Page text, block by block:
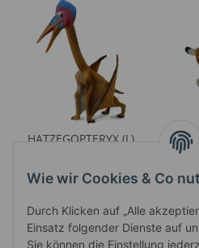
Wie wir Cookies & Co
Durch Klicken auf „Alle
Einsatz folgender Dienste auf
Sie können die Einstellung
HATZEGOPTERYX (L)
sichtbar